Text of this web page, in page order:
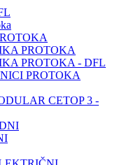
PROTOKA
PROTOKA - DFL
PROTOKA
CETOP 3 -